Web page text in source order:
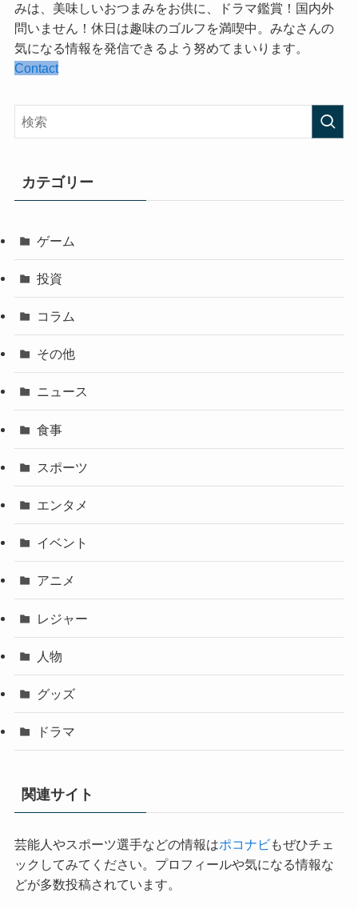
みは、美味しいおつまみをお供に、ドラマ鑑賞！国内外
問いません！休日は趣味のゴルフを満喫中。みなさんの
気になる情報を発信できるよう努めてまいります。
Contact
カテゴリー
ゲーム
投資
コラム
その他
ニュース
食事
スポーツ
エンタメ
イベント
アニメ
レジャー
人物
グッズ
ドラマ
関連サイト
芸能人やスポーツ選手などの情報はポコナビもぜひチェ
ックしてみてください。プロフィールや気になる情報な
どが多数投稿されています。